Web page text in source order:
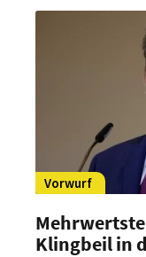
Bürokratie und
fordert ein
Vorwurf
Klingbeil in